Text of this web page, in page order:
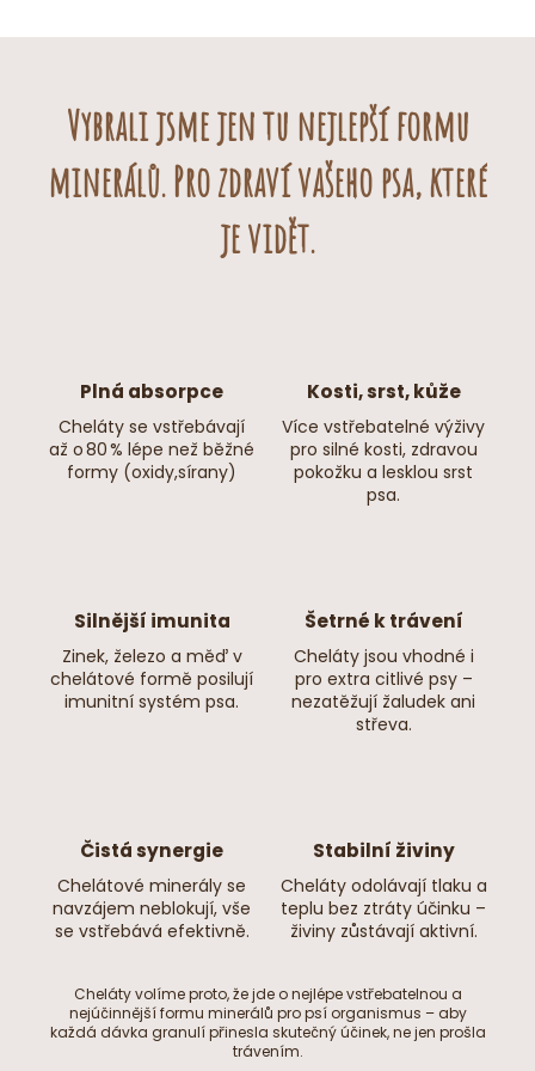
Ideální produkt prozpestření krmné dávky.
Olej zamíchejte dokrmivanebokonzervy.
Vybrali jsme jen tu nejlepší formu
minerálů. Pro zdraví vašeho psa, které
je vidět.
Plná absorpce
Cheláty se vstřebávají
až o 80 % lépe než běžné
formy (oxidy,sírany)
Kosti, srst, kůže
Více vstřebatelné výživy
pro silné kosti, zdravou
pokožku a lesklou srst
psa.
Silnější imunita
Zinek, železo a měď v
chelátové formě posilují
imunitní systém psa.
Šetrné k trávení
Cheláty jsou vhodné i
pro extra citlivé psy –
nezatěžují žaludek ani
střeva.
Čistá synergie
Chelátové minerály se
navzájem neblokují, vše
se vstřebává efektivně.
Stabilní živiny
Cheláty odolávají tlaku a
teplu bez ztráty účinku –
živiny zůstávají aktivní.
Cheláty volíme proto, že jde o nejlépe vstřebatelnou a
nejúčinnější formu minerálů pro psí organismus – aby
každá dávka granulí přinesla skutečný účinek, ne jen prošla
trávením.